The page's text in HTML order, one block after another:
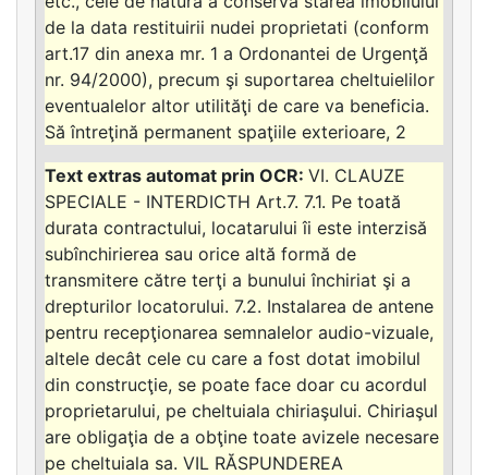
de la data restituirii nudei proprietati (conform
art.17 din anexa mr. 1 a Ordonantei de Urgenţă
nr. 94/2000), precum şi suportarea cheltuielilor
eventualelor altor utilităţi de care va beneficia.
Să întreţină permanent spaţiile exterioare, 2
VI. CLAUZE
SPECIALE - INTERDICTH Art.7. 7.1. Pe toată
durata contractului, locatarului îi este interzisă
subînchirierea sau orice altă formă de
transmitere către terţi a bunului închiriat şi a
drepturilor locatorului. 7.2. Instalarea de antene
pentru recepţionarea semnalelor audio-vizuale,
altele decât cele cu care a fost dotat imobilul
din construcţie, se poate face doar cu acordul
proprietarului, pe cheltuiala chiriaşului. Chiriaşul
are obligaţia de a obţine toate avizele necesare
pe cheltuiala sa. VIL RĂSPUNDEREA